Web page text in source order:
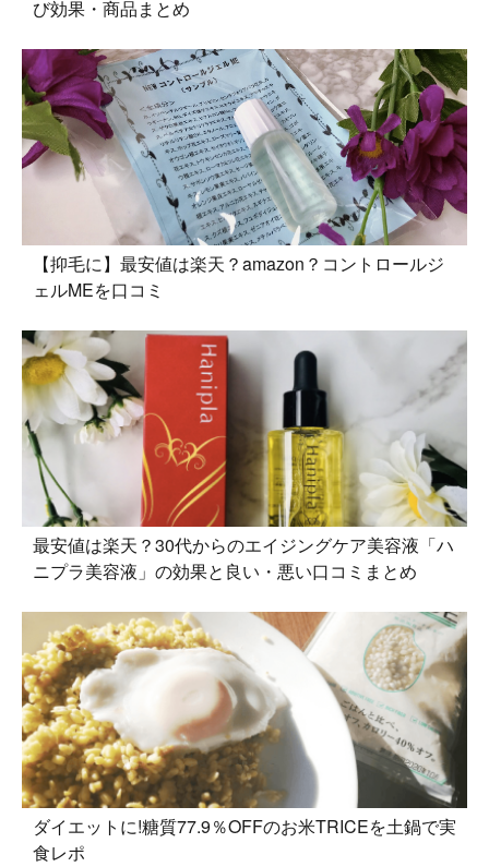
び効果・商品まとめ
【抑毛に】最安値は楽天？amazon？コントロールジ
ェルMEを口コミ
最安値は楽天？30代からのエイジングケア美容液「ハ
ニプラ美容液」の効果と良い・悪い口コミまとめ
ダイエットに!糖質77.9％OFFのお米TRICEを土鍋で実
食レポ